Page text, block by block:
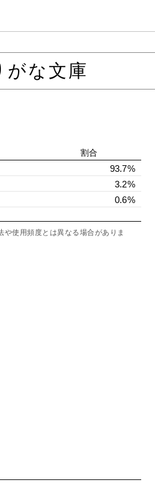
がな文庫
割合
93.7%
3.2%
0.6%
使用頻度とは異なる場合がありま